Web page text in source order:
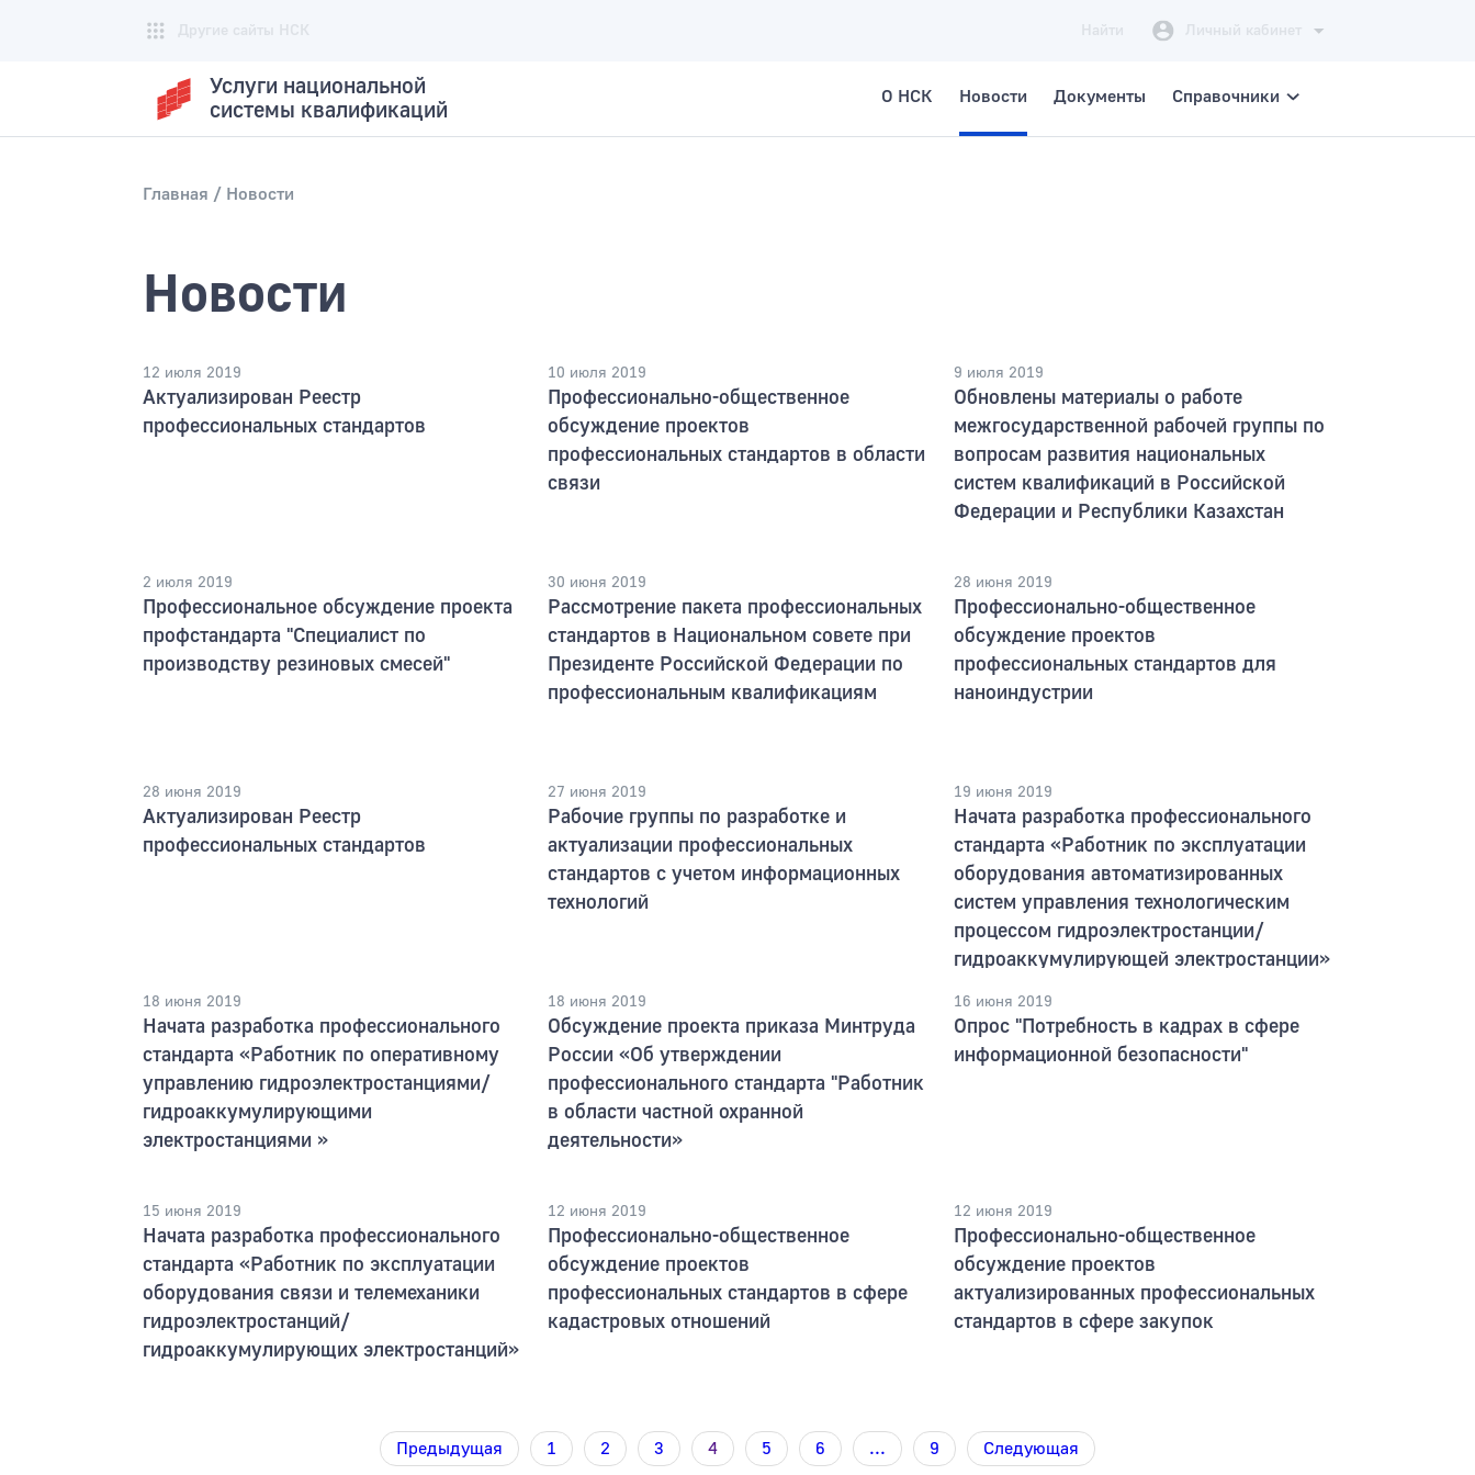
Услуги национальной
системы квалификаций
О НСК Новости Документы Справочники
Главная Новости
Новости
12 июля 2019
Актуализирован Реестр
профессиональных стандартов
10 июля 2019
Профессионально-общественное
обсуждение проектов
профессиональных стандартов в области
связи
9 июля 2019
Обновлены материалы о работе
межгосударственной рабочей группы по
вопросам развития национальных
систем квалификаций в Российской
Федерации и Республики Казахстан
2 июля 2019
Профессиональное обсуждение проекта
профстандарта "Специалист по
производству резиновых смесей"
30 июня 2019
Рассмотрение пакета профессиональных
стандартов в Национальном совете при
Президенте Российской Федерации по
профессиональным квалификациям
28 июня 2019
Профессионально-общественное
обсуждение проектов
профессиональных стандартов для
наноиндустрии
28 июня 2019
Актуализирован Реестр
профессиональных стандартов
27 июня 2019
Рабочие группы по разработке и
актуализации профессиональных
стандартов с учетом информационных
технологий
19 июня 2019
Начата разработка профессионального
стандарта «Работник по эксплуатации
оборудования автоматизированных
систем управления технологическим
процессом гидроэлектростанции/
гидроаккумулирующей электростанции»
18 июня 2019
Начата разработка профессионального
стандарта «Работник по оперативному
управлению гидроэлектростанциями/
гидроаккумулирующими
электростанциями »
18 июня 2019
Обсуждение проекта приказа Минтруда
России «Об утверждении
профессионального стандарта "Работник
в области частной охранной
деятельности»
16 июня 2019
Опрос "Потребность в кадрах в сфере
информационной безопасности"
15 июня 2019
Начата разработка профессионального
стандарта «Работник по эксплуатации
оборудования связи и телемеханики
гидроэлектростанций/
гидроаккумулирующих электростанций»
12 июня 2019
Профессионально-общественное
обсуждение проектов
профессиональных стандартов в сфере
кадастровых отношений
12 июня 2019
Профессионально-общественное
обсуждение проектов
актуализированных профессиональных
стандартов в сфере закупок
Предыдущая 1 2 3 4 5 6 ... 9 Следующая